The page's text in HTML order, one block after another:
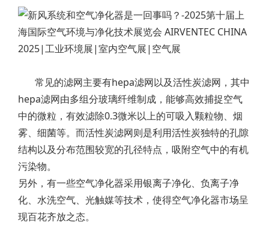
常见的滤网主要有hepa滤网以及活性炭滤网，其中
hepa滤网由多组分玻璃纤维制成，能够高效捕捉空气
中的微粒，有效滤除0.3微米以上的可吸入颗粒物、烟
雾、细菌等。而活性炭滤网则是利用活性炭独特的孔隙
结构以及分布范围较宽的孔径特点，吸附空气中的有机
污染物。
另外，有一些空气净化器采用银离子净化、负离子净
化、水洗空气、光触媒等技术，使得空气净化器市场呈
现百花齐放之态。